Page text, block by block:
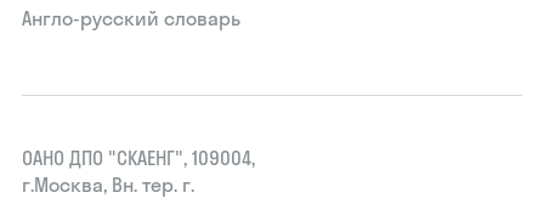
Англо-русский словарь
ОАНО ДПО "СКАЕНГ", 109004,
г.Москва, Вн. тер. г.